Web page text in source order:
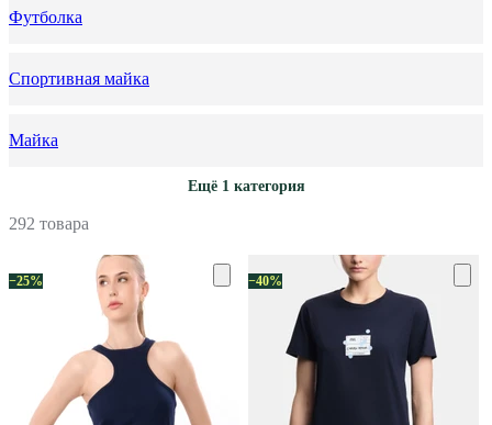
Футболка
Спортивная майка
Майка
Ещё 1 категория
292 товара
−25% −40%